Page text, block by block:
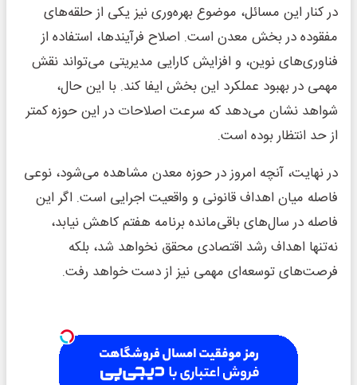
در کنار این مسائل، موضوع بهره‌وری نیز یکی از حلقه‌های
مفقوده در بخش معدن است. اصلاح فرآیندها، استفاده از
فناوری‌های نوین، و افزایش کارایی مدیریتی می‌تواند نقش
مهمی در بهبود عملکرد این بخش ایفا کند. با این حال،
شواهد نشان می‌دهد که سرعت اصلاحات در این حوزه کمتر
از حد انتظار بوده است.
در نهایت، آنچه امروز در حوزه معدن مشاهده می‌شود، نوعی
فاصله میان اهداف قانونی و واقعیت اجرایی است. اگر این
فاصله در سال‌های باقی‌مانده برنامه هفتم کاهش نیابد،
نه‌تنها اهداف رشد اقتصادی محقق نخواهد شد، بلکه
فرصت‌های توسعه‌ای مهمی نیز از دست خواهد رفت.